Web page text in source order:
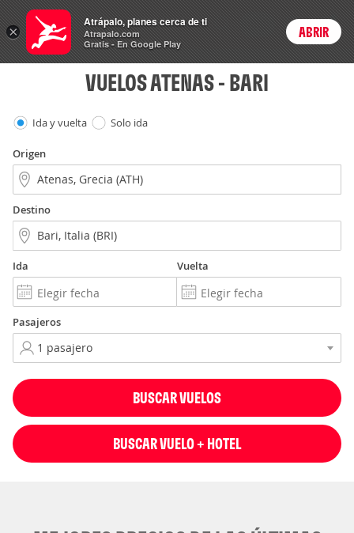
Vuelos Precios enPeso
ARSCambiar moneda
Login
VUELOS ATENAS - BARI
Ida y vuelta Solo ida
Origen
Destino
Ida Vuelta
Pasajeros
BUSCAR VUELOS
BUSCAR VUELO + HOTEL
×
Atrápalo, planes cerca de ti
Atrapalo.com
Gratis - En Google Play
ABRIR